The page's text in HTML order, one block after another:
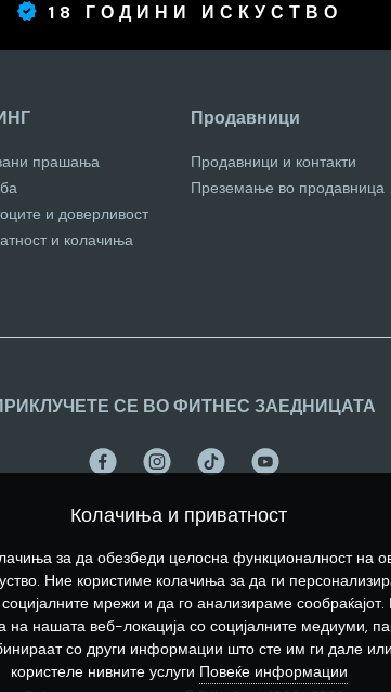
18 ГОДИНИ ИСКУСТВО
прашања
и доверливост
и колачиња
Продавници
Продавници и контакти
Преземање во продавница
СЕ ВО ФИТНЕС ЗАЕДНИЦАТА
Колачиња и приватност
за да обезбеди целосна функционалност на
Ние користиме колачиња за да ги
мрежи и да го анализираме
нашата веб-локација со социјалните медиуми,
со други информации што сте им ги дале
користеле нивните услуги Повеќе информации